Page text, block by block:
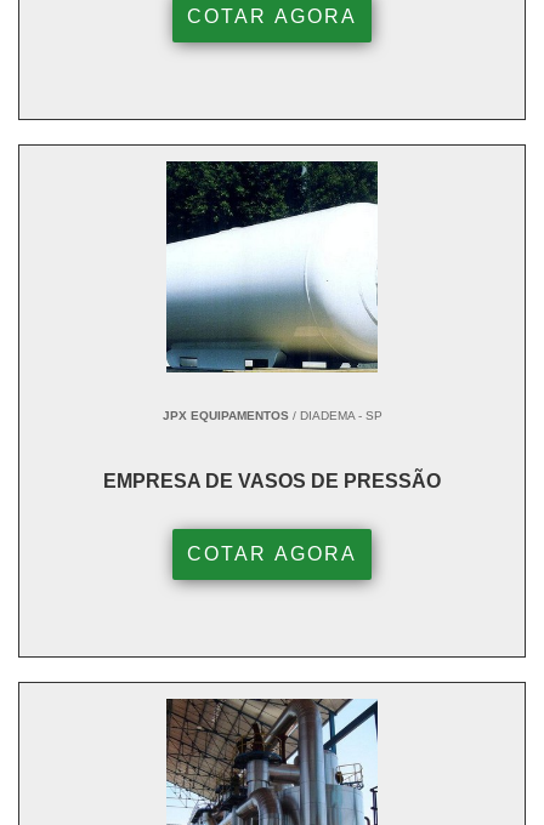
COTAR AGORA
JPX EQUIPAMENTOS/ DIADEMA - SP
EMPRESA DE VASOS DE PRESSÃO
COTAR AGORA